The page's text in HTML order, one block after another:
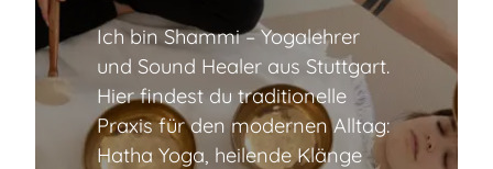
Ich bin Shammi – Yogalehrer
und Sound Healer aus Stuttgart.
Hier findest du traditionelle
Praxis für den modernen Alltag:
Hatha Yoga, heilende Klänge